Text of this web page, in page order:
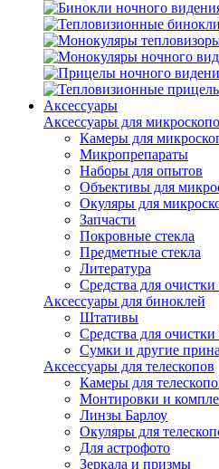
Аксессуары
Аксессуары для
Камеры для
Микропрепараты
Наборы для опытов
Объективы для
Окуляры для
Запчасти
Покровные стекла
Предметные стекла
Литература
Средства для
Аксессуары для биноклей
Штативы
Средства для
Сумки и другие
Аксессуары для телескопов
Камеры для
Монтировки и
Линзы Барлоу
Окуляры для
Для астрофото
Зеркала и призмы